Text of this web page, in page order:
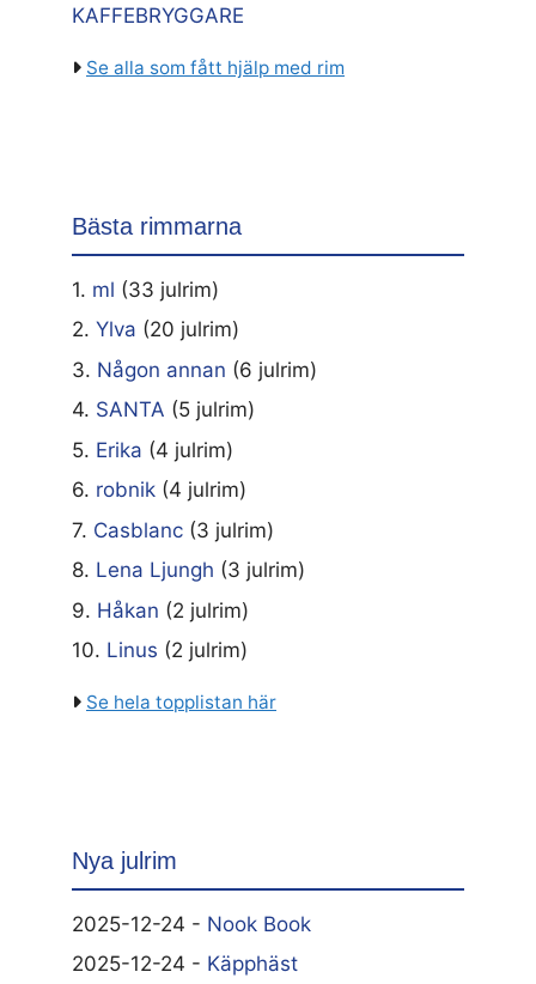
KAFFEBRYGGARE
Se alla som fått hjälp med rim
Bästa rimmarna
1. ml (33 julrim)
2. Ylva (20 julrim)
3. Någon annan (6 julrim)
4. SANTA (5 julrim)
5. Erika (4 julrim)
6. robnik (4 julrim)
7. Casblanc (3 julrim)
8. Lena Ljungh (3 julrim)
9. Håkan (2 julrim)
10. Linus (2 julrim)
Se hela topplistan här
Nya julrim
2025-12-24 - Nook Book
2025-12-24 - Käpphäst